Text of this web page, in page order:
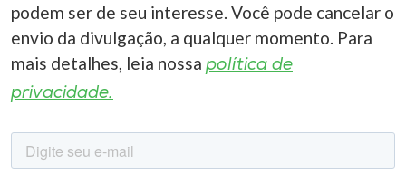
podem ser de seu interesse. Você pode cancelar o
envio da divulgação, a qualquer momento. Para
mais detalhes, leia nossa política de
privacidade.